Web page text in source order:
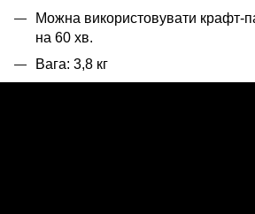
Можна використовувати крафт-
на 60 хв.
Вага: 3,8 кг